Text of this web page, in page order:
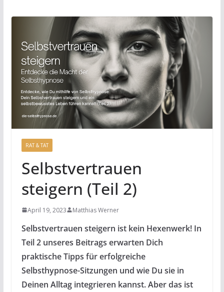
RAT & TAT
Selbstvertrauen
steigern (Teil 2)
April 19, 2023 Matthias Werner
Selbstvertrauen steigern ist kein Hexenwerk! In
Teil 2 unseres Beitrags erwarten Dich
praktische Tipps für erfolgreiche
Selbsthypnose-Sitzungen und wie Du sie in
Deinen Alltag integrieren kannst. Aber das ist